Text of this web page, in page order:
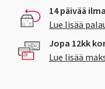
14 päivää
Lue lisää
Jopa 12kk
Lue lisää